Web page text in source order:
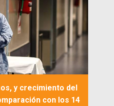
y crecimiento del
con los 14